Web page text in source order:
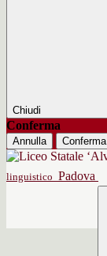
Chiudi
Conferma
Annulla
Conferma
linguistico Padova